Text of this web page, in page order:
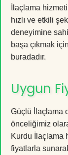
İlaçlama
hızlı ve etkili
deneyimine
başa çıkmak
buradadır.
Uygun
Güçlü İlaçlama
önceliğimiz
Kurdu İlaçlama
fiyatlarla